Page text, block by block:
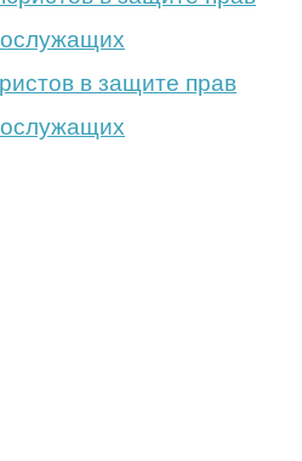
в защите прав